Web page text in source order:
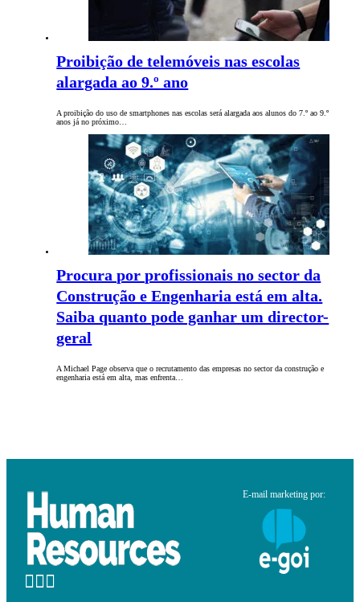
Proibição de telemóveis nas escolas
alargada ao 9.º ano
A proibição do uso de smartphones nas escolas será alargada aos alunos do 7.º ao 9.º
anos já no próximo…
Procura por profissionais no sector da
Construção e Engenharia está em alta.
Saiba quanto pode ganhar um director-
geral
A Michael Page observa que o recrutamento das empresas no sector da construção e
engenharia está em alta, mas enfrenta…
E-mail marketing por: